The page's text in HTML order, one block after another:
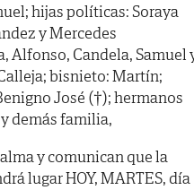
hijas políticas: Soraya
y Mercedes
Alfonso, Candela, Samuel
bisnieto: Martín;
José (†); hermanos
demás familia,
y comunican que la
lugar HOY, MARTES, día